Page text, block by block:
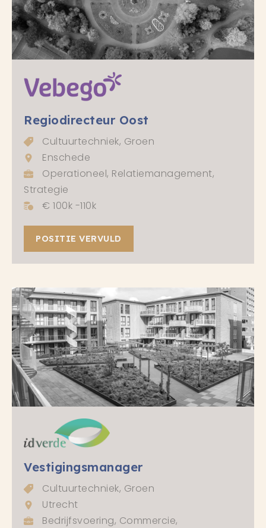
Regiodirecteur Oost
Cultuurtechniek, Groen
Enschede
Operationeel, Relatiemanagement,
Strategie
€ 100k -110k
POSITIE VERVULD
Vestigingsmanager
Cultuurtechniek, Groen
Utrecht
Bedrijfsvoering, Commercie,